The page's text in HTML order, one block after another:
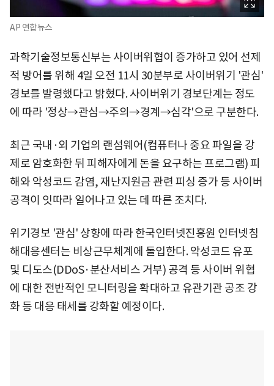
AP 연합뉴스
과학기술정보통신부는 사이버위협이 증가하고 있어 선제
적 방어를 위해 4일 오전 11시 30분부로 사이버위기 '관심'
경보를 발령했다고 밝혔다. 사이버위기 경보단계는 정도
에 따라 '정상→관심→주의→경계→심각'으로 구분한다.
최근 국내·외 기업의 랜섬웨어(컴퓨터나 중요 파일을 강
제로 암호화한 뒤 피해자에게 돈을 요구하는 프로그램) 피
해와 악성코드 감염, 재난지원금 관련 피싱 증가 등 사이버
공격이 잇따라 일어나고 있는 데 따른 조치다.
위기경보 '관심' 상향에 따라 한국인터넷진흥원 인터넷침
해대응센터는 비상근무체계에 돌입한다. 악성코드 유포
및 디도스(DDoS·분산서비스 거부) 공격 등 사이버 위협
에 대한 전반적인 모니터링을 확대하고 유관기관 공조 강
화 등 대응 태세를 강화할 예정이다.